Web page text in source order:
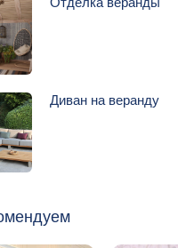
Диван на веранду